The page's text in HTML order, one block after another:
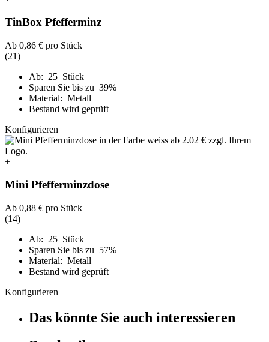
TinBox Pfefferminz
Ab 0,86 € pro Stück
(21)
Ab: 25 Stück
Sparen Sie bis zu 39%
Material: Metall
Bestand wird geprüft
Konfigurieren
+
Mini Pfefferminzdose
Ab 0,88 € pro Stück
(14)
Ab: 25 Stück
Sparen Sie bis zu 57%
Material: Metall
Bestand wird geprüft
Konfigurieren
Das könnte Sie auch interessieren